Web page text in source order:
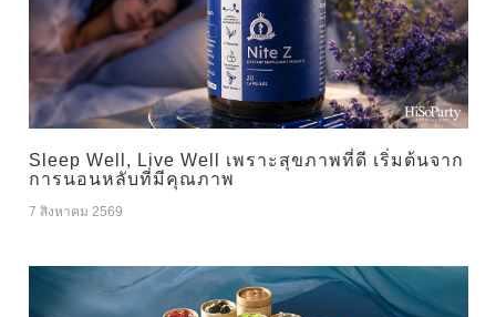
Sleep Well, Live Well เพราะสุขภาพที่ดี เริ่มต้นจาก
การนอนหลับที่มีคุณภาพ
7 สิงหาคม 2569